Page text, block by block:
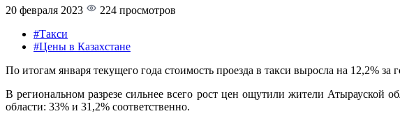
20 февраля 2023
224 просмотров
#Такси
#Цены в Казахстане
По итогам января текущего года стоимость проезда в такси выросла на 12,2% за
В региональном разрезе сильнее всего рост цен ощутили жители Атырауской
области: 33% и 31,2% соответственно.